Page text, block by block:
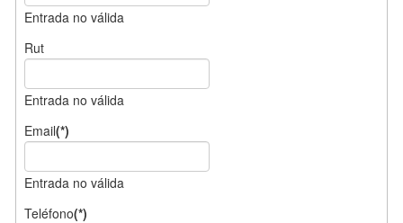
Entrada no válida
Rut
Entrada no válida
Email(*)
Entrada no válida
Teléfono(*)